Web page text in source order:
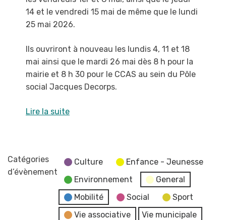
14 et le vendredi 15 mai de même que le lundi
25 mai 2026.
Ils ouvriront à nouveau les lundis 4, 11 et 18
mai ainsi que le mardi 26 mai dès 8 h pour la
mairie et 8 h 30 pour le CCAS au sein du Pôle
social Jacques Decorps.
Lire la suite
Catégories
d’évènement
Culture
Enfance - Jeunesse
Environnement
General
Mobilité
Social
Sport
Vie associative
Vie municipale